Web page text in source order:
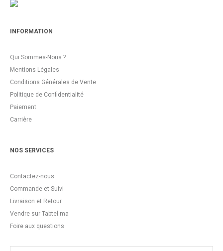
INFORMATION
Qui Sommes-Nous ?
Mentions Légales
Conditions Générales de Vente
Politique de Confidentialité
Paiement
Carrière
NOS SERVICES
Contactez-nous
Commande et Suivi
Livraison et Retour
Vendre sur Tabtel.ma
Foire aux questions